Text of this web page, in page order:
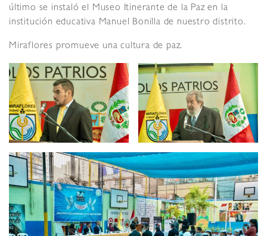
último se instaló el Museo Itinerante de la Paz en la
institución educativa Manuel Bonilla de nuestro distrito.
Miraflores promueve una cultura de paz.